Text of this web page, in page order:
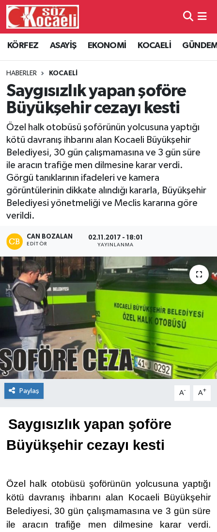
KÖRFEZ ASAYİŞ EKONOMİ KOCAELİ
HABERLER KOCAELİ
Saygısızlık yapan şoföre
Büyükşehir cezayı kesti
Özel halk otobüsü şoförünün yolcusuna yaptığı
kötü davranış ihbarını alan Kocaeli Büyükşehir
Belediyesi, 30 gün çalışmamasına ve 3 gün süre
ile aracın trafiğe men dilmesine karar verdi.
Görgü tanıklarının ifadeleri ve kamera
görüntülerinin dikkate alındığı kararla, Büyükşehir
Belediyesi yönetmeliği ve Meclis kararına göre
verildi.
CAN BOZALAN
EDITÖR
02.11.2017 - 18:01
YAYINLANMA
Paylaş A- A+
Saygısızlık yapan şoföre
Büyükşehir cezayı kesti
Özel halk otobüsü şoförünün yolcusuna yaptığı
kötü davranış ihbarını alan Kocaeli Büyükşehir
Belediyesi, 30 gün çalışmamasına ve 3 gün süre
ile aracın trafiğe men dilmesine karar verdi.
Kocaeli Hava Durumu
Kocaeli Namaz Vakitleri
Kocaeli Trafik Yoğunluk Haritası
Süper Lig Puan Durumu ve Fikstür
Tüm Manşetler
Son Dakika Haberleri
Haber Arşivi